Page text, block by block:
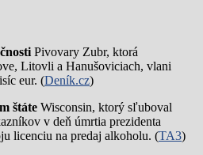
Pivovary Zubr, ktorá
Litovli a Hanušoviciach, vlani
eur. (Deník.cz)
štáte Wisconsin, ktorý sľuboval
v deň úmrtia prezidenta
licenciu na predaj alkoholu. (TA3)